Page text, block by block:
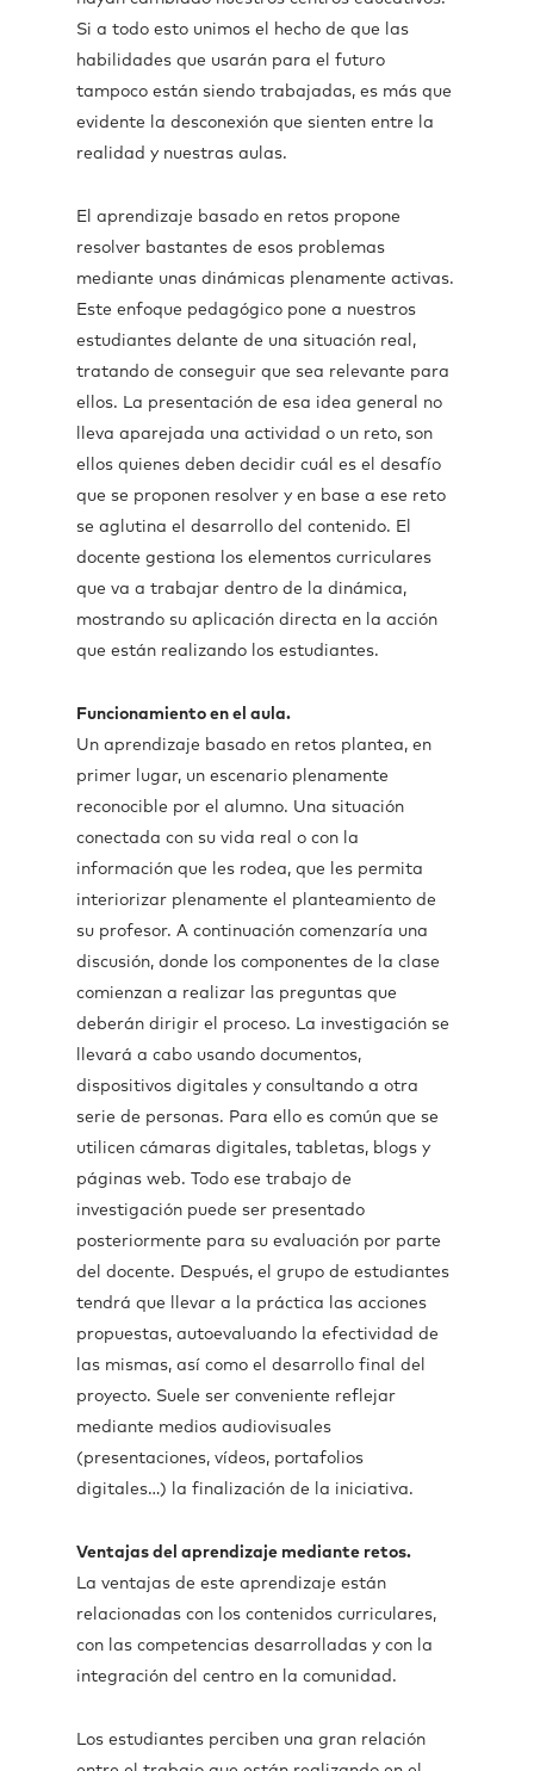
Si a todo esto unimos el hecho de que las
habilidades que usarán para el futuro
tampoco están siendo trabajadas, es más que
evidente la desconexión que sienten entre la
realidad y nuestras aulas.
El aprendizaje basado en retos propone
resolver bastantes de esos problemas
mediante unas dinámicas plenamente activas.
Este enfoque pedagógico pone a nuestros
estudiantes delante de una situación real,
tratando de conseguir que sea relevante para
ellos. La presentación de esa idea general no
lleva aparejada una actividad o un reto, son
ellos quienes deben decidir cuál es el desafío
que se proponen resolver y en base a ese reto
se aglutina el desarrollo del contenido. El
docente gestiona los elementos curriculares
que va a trabajar dentro de la dinámica,
mostrando su aplicación directa en la acción
que están realizando los estudiantes.
Funcionamiento en el aula.
Un aprendizaje basado en retos plantea, en
primer lugar, un escenario plenamente
reconocible por el alumno. Una situación
conectada con su vida real o con la
información que les rodea, que les permita
interiorizar plenamente el planteamiento de
su profesor. A continuación comenzaría una
discusión, donde los componentes de la clase
comienzan a realizar las preguntas que
deberán dirigir el proceso. La investigación se
llevará a cabo usando documentos,
dispositivos digitales y consultando a otra
serie de personas. Para ello es común que se
utilicen cámaras digitales, tabletas, blogs y
páginas web. Todo ese trabajo de
investigación puede ser presentado
posteriormente para su evaluación por parte
del docente. Después, el grupo de estudiantes
tendrá que llevar a la práctica las acciones
propuestas, autoevaluando la efectividad de
las mismas, así como el desarrollo final del
proyecto. Suele ser conveniente reflejar
mediante medios audiovisuales
(presentaciones, vídeos, portafolios
digitales…) la finalización de la iniciativa.
Ventajas del aprendizaje mediante retos.
La ventajas de este aprendizaje están
relacionadas con los contenidos curriculares,
con las competencias desarrolladas y con la
integración del centro en la comunidad.
Los estudiantes perciben una gran relación